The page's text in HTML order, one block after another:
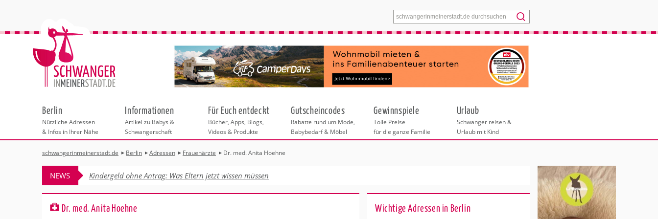
Menü
Berlin
Nützliche Adressen
& Infos in Ihrer Nähe
Städteauswahl
Adressen
Hebammen
Geburtshäuser
Frauenärzte
Behördengänge &
Checklisten
Beratungsstellen
Kinderwunschzentren Berlin
Schwangerschaftskurse
Erste Hilfe & Beratung
Rückbildung
Shopping
Wellness & Gesundheit
Fotografie & Dienstleistungen
Informationen
Artikel zu Babys &
Schwangerschaft
Für Euch entdeckt
Bücher, Apps, Blogs,
Videos & Produkte
Gutscheincodes
Rabatte rund um Mode,
Babybedarf & Möbel
Gewinnspiele
Tolle Preise
für die ganze Familie
Urlaub
Schwanger reisen &
Urlaub mit Kind
schwangerinmeinerstadt.de Berlin Adressen Frauenärzte Dr. med. Anita Hoehne
NEWS Kindergeld ohne Antrag: Was Eltern jetzt wissen müssen
Dr. med. Anita Hoehne Wichtige Adressen in Berlin